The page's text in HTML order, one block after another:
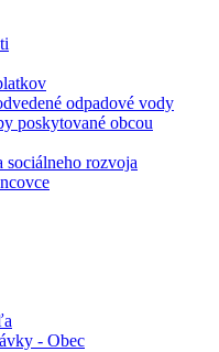
odpadové vody
poskytované obcou
sociálneho rozvoja
- Obec